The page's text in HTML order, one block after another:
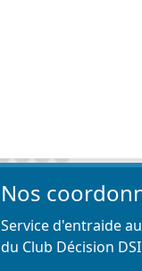
Nos
Service d'entraide
du Club Décision DSI